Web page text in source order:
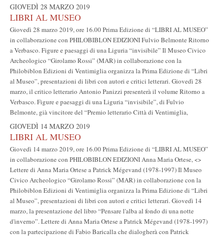
GIOVEDÌ 28 MARZO 2019
LIBRI AL MUSEO
Giovedì 28 marzo 2019, ore 16.00 Prima Edizione di “LIBRI AL MUSEO”
in collaborazione con PHILOBIBLON EDIZIONI Fulvio Belmonte Ritorno
a Verbasco. Figure e paesaggi di una Liguria “invisibile” Il Museo Civico
Archeologico “Girolamo Rossi” (MAR) in collaborazione con la
Philobiblon Edizioni di Ventimiglia organizza la Prima Edizione di “Libri
al Museo”, presentazioni di libri con autori e critici letterari. Giovedì 28
marzo, il critico letterario Antonio Panizzi presenterà il volume Ritorno a
Verbasco. Figure e paesaggi di una Liguria “invisibile”, di Fulvio
Belmonte, già vincitore del “Premio letterario Città di Ventimiglia,
GIOVEDÌ 14 MARZO 2019
LIBRI AL MUSEO
Giovedì 14 marzo 2019, ore 16.00 Prima Edizione di “LIBRI AL MUSEO”
in collaborazione con PHILOBIBLON EDIZIONI Anna Maria Ortese, <>
Lettere di Anna Maria Ortese a Patrick Mégevand (1978-1997) Il Museo
Civico Archeologico “Girolamo Rossi” (MAR) in collaborazione con la
Philobiblon Edizioni di Ventimiglia organizza la Prima Edizione di “Libri
al Museo”, presentazioni di libri con autori e critici letterari. Giovedì 14
marzo, la presentazione del libro “Pensare l'alba al fondo di una notte
d'inverno”. Lettere di Anna Maria Ortese a Patrick Mégevand (1978-1997)
con la partecipazione di Fabio Baricalla che dialogherà con Patrick